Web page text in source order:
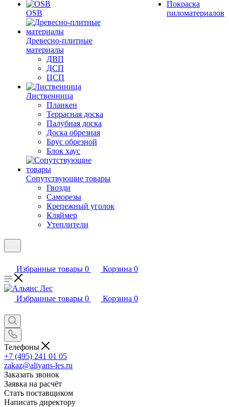
OSB
Древесно-плитные
материалы
ДВП
ДСП
ЦСП
Лиственница
Планкен
Террасная доска
Палубная доска
Доска обрезная
Брус обрезной
Блок хаус
Сопутствующие товары
Гвозди
Саморезы
Крепежный уголок
Кляймер
Утеплители
Покраска
пиломатериалов
Избранные товары 0 Корзина 0
Избранные товары 0 Корзина 0
Телефоны
+7 (495) 241 01 05
zakaz@aliyans-les.ru
Заказать звонок
Заявка на расчёт
Стать поставщиком
Написать директору